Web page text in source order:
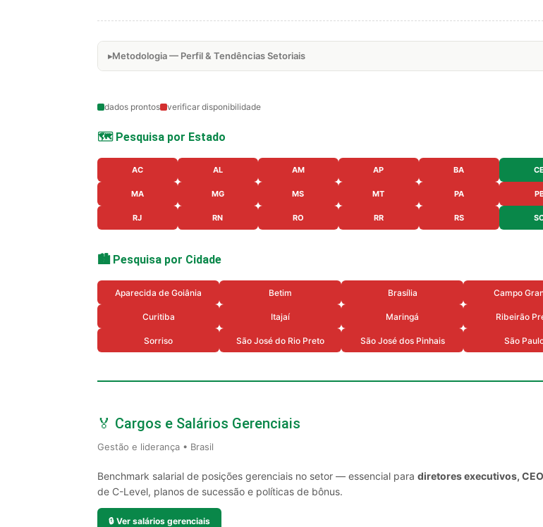
Metodologia — Perfil & Tendências Setoriais
dados prontos verificar disponibilidade
🗺️ Pesquisa por Estado
AC AL AM AP BA CE
MA MG MS MT PA
RJ RN RO RR RS
🏙️ Pesquisa por Cidade
Aparecida de Goiânia Betim Brasília Campo
Curitiba Itajaí Maringá Ribeirão
Sorriso São José do Rio Preto São José dos Pinhais São
🏅 Cargos e Salários Gerenciais
Gestão e liderança • Brasil
Benchmark salarial de posições gerenciais no setor — essencial para diretores executivos,
de C-Level, planos de sucessão e políticas de bônus.
🔒 Ver salários gerenciais